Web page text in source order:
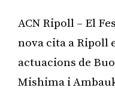
ACN Ripoll – El
nova cita a Ripoll
actuacions de
Mishima i